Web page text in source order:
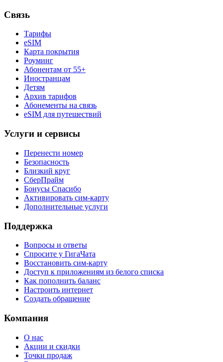
Связь
Тарифы
eSIM
Карта покрытия
Роуминг
Абонентам от 55+
Иностранцам
Детям
Архив тарифов
Абонементы на связь
eSIM для путешествий
Услуги и сервисы
Перенести номер
Безопасность
Близкий круг
СберПрайм
Бонусы Спасибо
Активировать сим-карту
Дополнительные услуги
Поддержка
Вопросы и ответы
Спросите у ГигаЧата
Восстановить сим-карту
Доступ к приложениям из белого списка
Как пополнить баланс
Настроить интернет
Создать обращение
Компания
О нас
Акции и скидки
Точки продаж